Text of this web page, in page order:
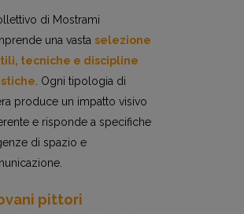
di Mostrami
una vasta selezione
tecniche e discipline
. Ogni tipologia di
produce un impatto visivo
e risponde a specifiche
di spazio e
pittori